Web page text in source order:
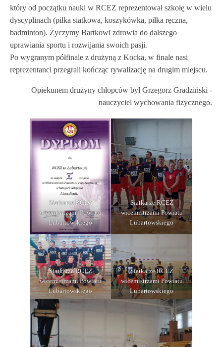
który od początku nauki w RCEZ reprezentował szkołę w wielu
dyscyplinach (piłka siatkowa, koszykówka, piłka ręczna,
badminton). Życzymy Bartkowi zdrowia do dalszego
uprawiania sportu i rozwijania swoich pasji.
Po wygranym półfinale z drużyną z Kocka, w finale nasi
reprezentanci przegrali kończąc rywalizację na drugim miejscu.
Opiekunem drużyny chłopców był Grzegorz Gradziński -
nauczyciel wychowania fizycznego.
Siatkarze RCEZ
wicemistrzami Powiatu
Lubartowskiego
Siatkarze RCEZ
wicemistrzami Powiatu
Lubartowskiego
Siatkarze RCEZ
wicemistrzami Powiatu
Lubartowskiego
Siatkarze RCEZ
wicemistrzami Powiatu
Lubartowskiego